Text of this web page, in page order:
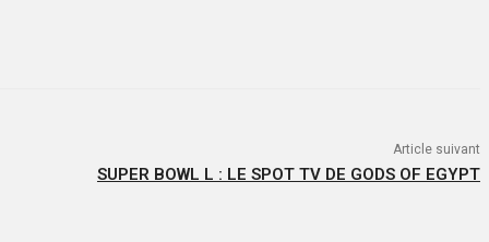
Article suivant
SUPER BOWL L : LE SPOT TV DE GODS OF EGYPT